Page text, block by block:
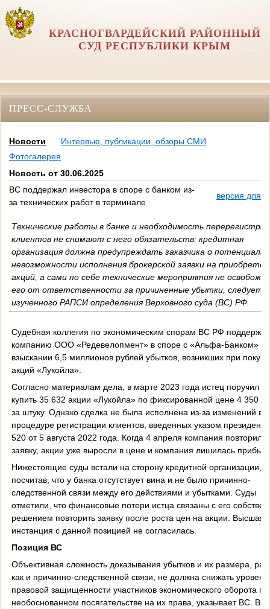
КРАСНОГВАРДЕЙСКИЙ РАЙОННЫЙ
СУД РЕСПУБЛИКИ КРЫМ
ПРЕСС-СЛУЖБА
Новости
Интервью, публикации, обзоры СМИ
Фотогалерея
Новость от 30.06.2025
ВС поддержал инвестора в споре с банком из-
за технических работ в терминале
версия для
Технические работы в банке и необходимость
клиентов не снимают с него обязательств: кредитная
организация должна предупреждать заказчика о
невозможности исполнения брокерской заявки на
акций, а сами по себе технические мероприятия не
его от ответственности за причиненные убытки, следует
изученного РАПСИ определения Верховного суда (ВС) РФ.
Судебная коллегия по экономическим спорам ВС РФ
компанию ООО «Редевелопмент» в споре с «Альфа-Банком» о
взыскании 6,5 миллионов рублей убытков, возникших при
акций «Лукойла».
Согласно материалам дела, в марте 2023 года истец поручил
купить 35 632 акции «Лукойла» по фиксированной цене 4 350
за штуку. Однако сделка не была исполнена из-за изменений в
процедуре регистрации клиентов, введенных указом
520 от 5 августа 2022 года. Когда 4 апреля компания повторила
заявку, акции уже выросли в цене и компания лишилась
Нижестоящие суды встали на сторону кредитной организации,
посчитав, что у банка отсутствует вина и не было причинно-
следственной связи между его действиями и убытками. Суды
отметили, что финансовые потери истца связаны с его
решением повторить заявку после роста цен на акции. Высшая
инстанция с данной позицией не согласилась.
Позиция ВС
Объективная сложность доказывания убытков и их размера,
как и причинно-следственной связи, не должна снижать уровень
правовой защищенности участников экономического оборота
необоснованном посягательстве на их права, указывает ВС.